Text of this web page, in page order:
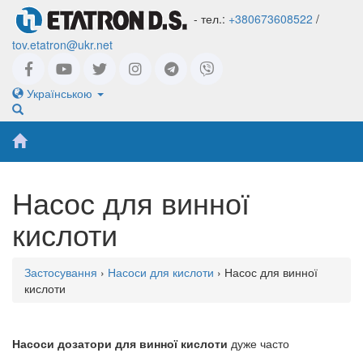
- тел.: +380673608522 /
tov.etatron@ukr.net
Українською
Насос для винної
кислоти
Застосування › Насоси для кислоти › Насос для винної
кислоти
Насоси дозатори для винної кислоти дуже часто